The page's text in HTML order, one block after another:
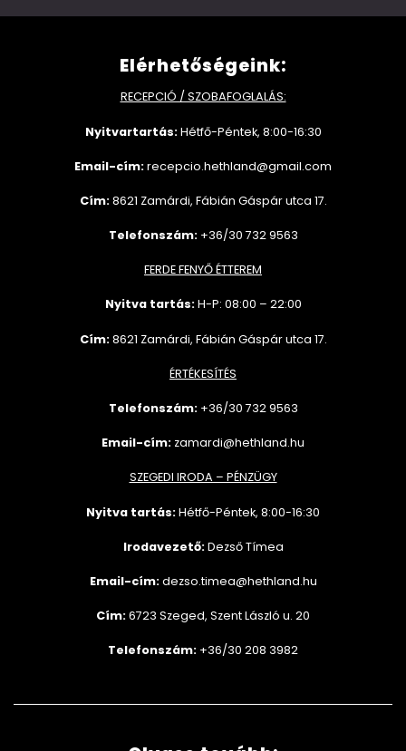
Elérhetőségeink:
RECEPCIÓ / SZOBAFOGLALÁS:
Nyitvartartás:Hétfő-Péntek, 8:00-16:30
Email-cím:recepcio.hethland@gmail.com
Cím:8621 Zamárdi, Fábián Gáspár utca 17.
Telefonszám: +36/30 732 9563
FERDE FENYŐ ÉTTEREM
Nyitva tartás:H-P: 08:00 – 22:00
Cím:8621 Zamárdi, Fábián Gáspár utca 17.
ÉRTÉKESÍTÉS
Telefonszám: +36/30 7329563
Email-cím: zamardi@hethland.hu
SZEGEDI IRODA – PÉNZÜGY
Nyitva tartás:Hétfő-Péntek, 8:00-16:30
Irodavezető:Dezső Tímea
Email-cím: dezso.timea@hethland.hu
Cím:6723 Szeged, Szent László u. 20
Telefonszám: +36/30 208 3982